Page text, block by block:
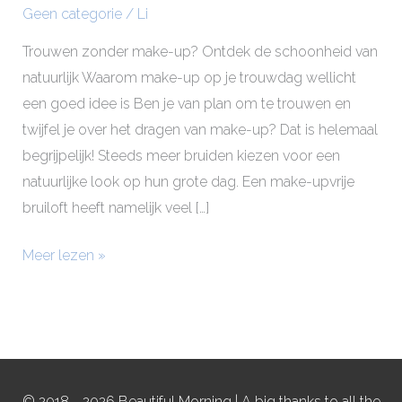
Geen categorie/ Li
Trouwen zonder make-up? Ontdek de schoonheid van
natuurlijk Waarom make-up op je trouwdag wellicht
een goed idee is Ben je van plan om te trouwen en
twijfel je over het dragen van make-up? Dat is helemaal
begrijpelijk! Steeds meer bruiden kiezen voor een
natuurlijke look op hun grote dag. Een make-upvrije
bruiloft heeft namelijk veel […]
Meer lezen »